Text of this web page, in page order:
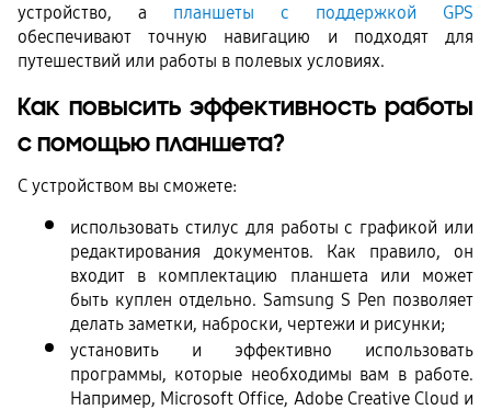
устройство, а планшеты с поддержкой GPS
обеспечивают точную навигацию и подходят для
путешествий или работы в полевых условиях.
Как повысить эффективность работы
с помощью планшета?
С устройством вы сможете:
использовать стилус для работы с графикой или
редактирования документов. Как правило, он
входит в комплектацию планшета или может
быть куплен отдельно. Samsung S Pen позволяет
делать заметки, наброски, чертежи и рисунки;
установить и эффективно использовать
программы, которые необходимы вам в работе.
Например, Microsoft Office, Adobe Creative Cloud и